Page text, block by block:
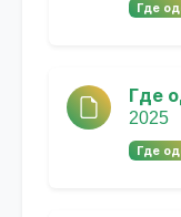
Где
Где
2025
Где